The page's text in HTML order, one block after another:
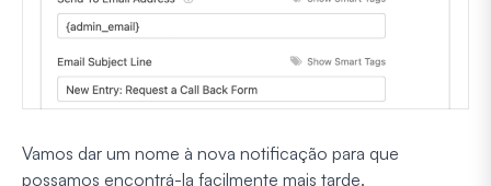
Vamos dar um nome à nova notificação para que
possamos encontrá-la facilmente mais tarde.